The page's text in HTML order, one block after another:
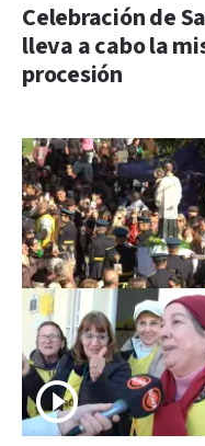
Celebración de
lleva a cabo la
procesión